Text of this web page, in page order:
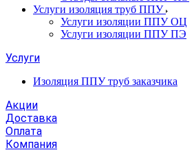
Услуги изоляция труб ППУ
Услуги изоляции ППУ ОЦ
Услуги изоляции ППУ ПЭ
Услуги
Изоляция ППУ труб заказчика
Акции
Доставка
Оплата
Компания